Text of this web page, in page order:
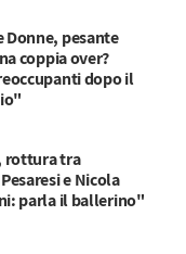
Donne, pesante
coppia over?
dopo il
rottura tra
e Nicola
parla il ballerino"